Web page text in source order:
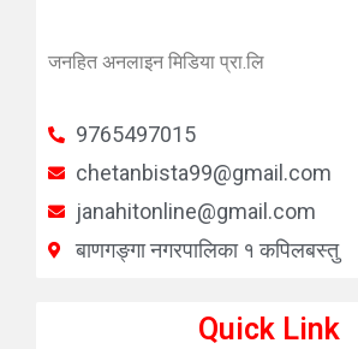
जनहित अनलाइन मिडिया प्रा.लि
9765497015
chetanbista99@gmail.com
janahitonline@gmail.com
बाणगङ्गा नगरपालिका १ कपिलबस्तु
Quick Link